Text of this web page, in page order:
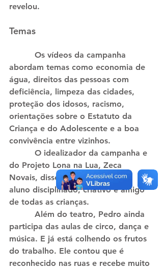
revelou.
Temas
abordam temas como economia de
água, direitos das pessoas com
deficiência, limpeza das cidades,
proteção dos idosos, racismo,
orientações sobre o Estatuto da
Criança e do Adolescente e a boa
convivência entre vizinhos.
do Projeto Lona na Lua, Zeca
Novais, disse que o Pedro é um
aluno disciplinado, criativo e amigo
de todas as crianças.
participa das aulas de circo, dança e
música. E já está colhendo os frutos
do trabalho. Ele contou que é
reconhecido nas ruas e recebe muito